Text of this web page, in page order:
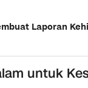
Laporan
untuk